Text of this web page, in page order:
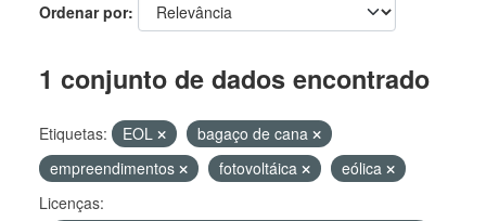
Ordenar por
1 conjunto de dados encontrado
Etiquetas: EOL
bagaço de cana
empreendimentos
fotovoltáica
eólica
Licenças: